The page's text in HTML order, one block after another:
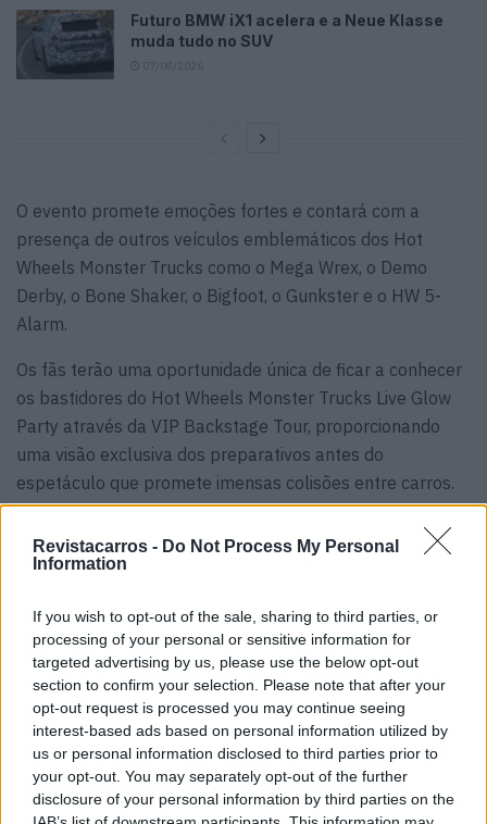
Revistacarros - Do Not Process My Personal
Information
If you wish to opt-out of the sale, sharing to third parties, or
processing of your personal or sensitive information for
targeted advertising by us, please use the below opt-out
section to confirm your selection. Please note that after your
opt-out request is processed you may continue seeing
interest-based ads based on personal information utilized by
us or personal information disclosed to third parties prior to
your opt-out. You may separately opt-out of the further
disclosure of your personal information by third parties on the
Futuro BMW iX1 acelera e a Neue Klasse
muda tudo no SUV
O evento promete emoções fortes e contará com a
presença de outros veículos emblemáticos dos Hot
Wheels Monster Trucks como o Mega Wrex, o Demo
Derby, o Bone Shaker, o Bigfoot, o Gunkster e o HW 5-
Alarm.
Os fãs terão uma oportunidade única de ficar a conhecer
os bastidores do Hot Wheels Monster Trucks Live Glow
Party através da VIP Backstage Tour, proporcionando
uma visão exclusiva dos preparativos antes do
espetáculo que promete imensas colisões entre carros.
Monster Truck
Henrique Lopes